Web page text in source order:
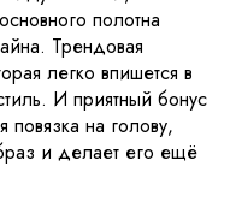
полотна
Трендовая
легко впишется в
И приятный бонус
повязка на голову,
и делает его ещё